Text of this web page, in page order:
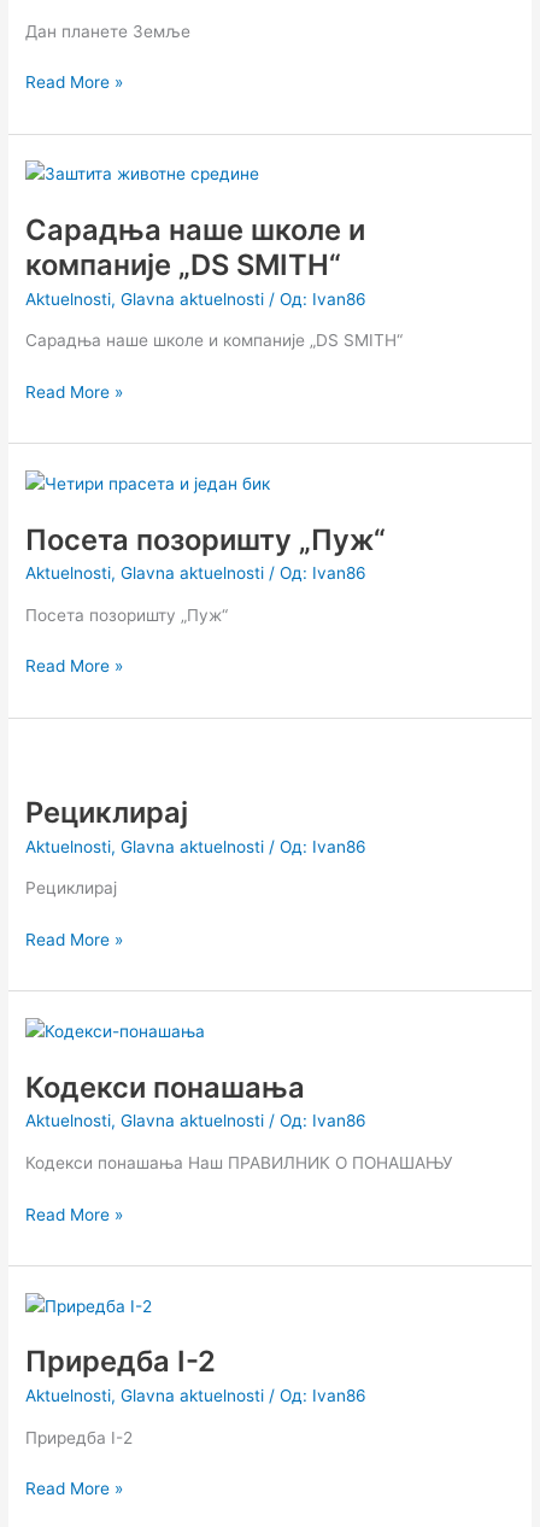
Дан планете Земље
Read More »
Сарадња наше школе и
компаније „DS SMITH“
Aktuelnosti,Glavna aktuelnosti / Од: Ivan86
Сарадња наше школе и компаније „DS SMITH“
Сарадња
школе
компаније
„DS
SMITH“
Read More »
Посета позоришту „Пуж“
Aktuelnosti,Glavna aktuelnosti / Од: Ivan86
Посета позоришту „Пуж“
Посета
„Пуж“
Read More »
Рециклирај
Aktuelnosti,Glavna aktuelnosti / Од: Ivan86
Рециклирај
Read More »
Кодекси понашања
Aktuelnosti,Glavna aktuelnosti / Од: Ivan86
Кодекси понашања Наш ПРАВИЛНИК О ПОНАШАЊУ
Кодекси
Read More »
Приредба I-2
Aktuelnosti,Glavna aktuelnosti / Од: Ivan86
Приредба I-2
Приредба
2
Read More »